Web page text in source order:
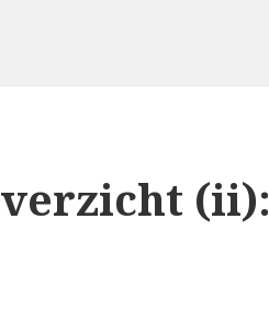
(ii):